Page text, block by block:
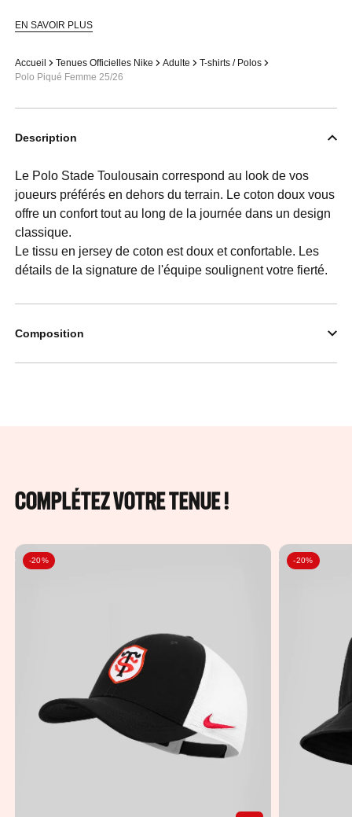
EN SAVOIR PLUS
Accueil Tenues Officielles Nike Adulte
T-shirts / Polos
Polo Piqué Femme 25/26
Description
Le Polo Stade Toulousain correspond au look de vos
joueurs préférés en dehors du terrain. Le coton doux vous
offre un confort tout au long de la journée dans un design
classique.
Le tissu en jersey de coton est doux et confortable. Les
détails de la signature de l'équipe soulignent votre fierté.
Composition
COMPLÉTEZ VOTRE TENUE !
-20% -20%